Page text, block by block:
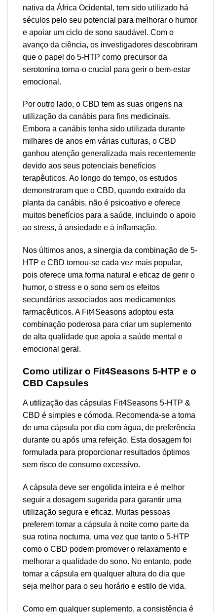
nativa da África Ocidental, tem sido utilizado há
séculos pelo seu potencial para melhorar o humor
e apoiar um ciclo de sono saudável. Com o
avanço da ciência, os investigadores descobriram
que o papel do 5-HTP como precursor da
serotonina torna-o crucial para gerir o bem-estar
emocional.
Por outro lado, o CBD tem as suas origens na
utilização da canábis para fins medicinais.
Embora a canábis tenha sido utilizada durante
milhares de anos em várias culturas, o CBD
ganhou atenção generalizada mais recentemente
devido aos seus potenciais benefícios
terapêuticos. Ao longo do tempo, os estudos
demonstraram que o CBD, quando extraído da
planta da canábis, não é psicoativo e oferece
muitos benefícios para a saúde, incluindo o apoio
ao stress, à ansiedade e à inflamação.
Nos últimos anos, a sinergia da combinação de 5-
HTP e CBD tornou-se cada vez mais popular,
pois oferece uma forma natural e eficaz de gerir o
humor, o stress e o sono sem os efeitos
secundários associados aos medicamentos
farmacêuticos. A Fit4Seasons adoptou esta
combinação poderosa para criar um suplemento
de alta qualidade que apoia a saúde mental e
emocional geral.
Como utilizar o Fit4Seasons 5-HTP e o
CBD Capsules
A utilização das cápsulas Fit4Seasons 5-HTP &
CBD é simples e cómoda. Recomenda-se a toma
de uma cápsula por dia com água, de preferência
durante ou após uma refeição. Esta dosagem foi
formulada para proporcionar resultados óptimos
sem risco de consumo excessivo.
A cápsula deve ser engolida inteira e é melhor
seguir a dosagem sugerida para garantir uma
utilização segura e eficaz. Muitas pessoas
preferem tomar a cápsula à noite como parte da
sua rotina nocturna, uma vez que tanto o 5-HTP
como o CBD podem promover o relaxamento e
melhorar a qualidade do sono. No entanto, pode
tomar a cápsula em qualquer altura do dia que
seja melhor para o seu horário e estilo de vida.
Como em qualquer suplemento, a consistência é